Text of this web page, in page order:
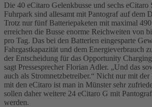
Die 40 eCitaro Gelenkbusse und sechs eCitaro
Fuhrpark sind allesamt mit Pantograf auf dem
Trotz nur fünf Batteriepaketen mit maximal
erreichen die Busse enorme Reichweiten von
pro Tag. Das bei den Batterien eingesparte
Fahrgastkapazität und dem Energieverbrauch
der Entscheidung für das Opportunity
sagt Pressesprecher Florian Adler. „Und das
auch als Stromnetzbetreiber.“ Nicht nur mit der
mit den eCitaro ist man in Münster sehr
sollen daher weitere 24 eCitaro G mit
werden.